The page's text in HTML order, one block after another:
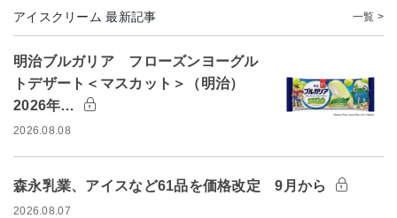
アイスクリーム 最新記事 一覧 >
明治ブルガリア フローズンヨーグル
トデザート＜マスカット＞（明治）
2026年…
2026.08.08
森永乳業、アイスなど61品を価格改定 9月から
2026.08.07